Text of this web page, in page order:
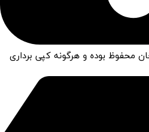
محفوظ بوده و هرگونه کپی برداری